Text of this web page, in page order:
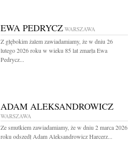
EWA PEDRYCZ WARSZAWA
Z głębokim żalem zawiadamiamy, że w dniu 26
lutego 2026 roku w wieku 85 lat zmarła Ewa
Pedrycz...
ADAM ALEKSANDROWICZ
WARSZAWA
Ze smutkiem zawiadamiamy, że w dniu 2 marca 2026
roku odszedł Adam Aleksandrowicz Harcerz...